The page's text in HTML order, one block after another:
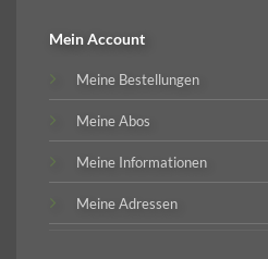
Mein Account
Meine Bestellungen
Meine Abos
Meine Informationen
Meine Adressen